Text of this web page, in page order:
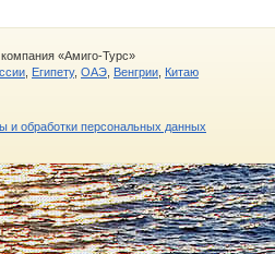
«Амиго-Турс»
Египету, ОАЭ Венгрии Китаю
и обработки персональных данных